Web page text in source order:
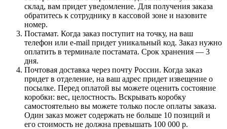
склад, вам придет уведомление. Для получения заказа
обратитесь к сотруднику в кассовой зоне и назовите
номер.
Постамат. Когда заказ поступит на точку, на ваш
телефон или e-mail придет уникальный код. Заказ нужно
оплатить в терминале постамата. Срок хранения — 3
дня.
Почтовая доставка через почту России. Когда заказ
придет в отделение, на ваш адрес придет извещение о
посылке. Перед оплатой вы можете оценить состояние
коробки: вес, целостность. Вскрывать коробку
самостоятельно вы можете только после оплаты заказа.
Один заказ может содержать не больше 10 позиций и
его стоимость не должна превышать 100 000 р.